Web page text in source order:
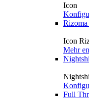
Icon
Icon
Mehr
Full